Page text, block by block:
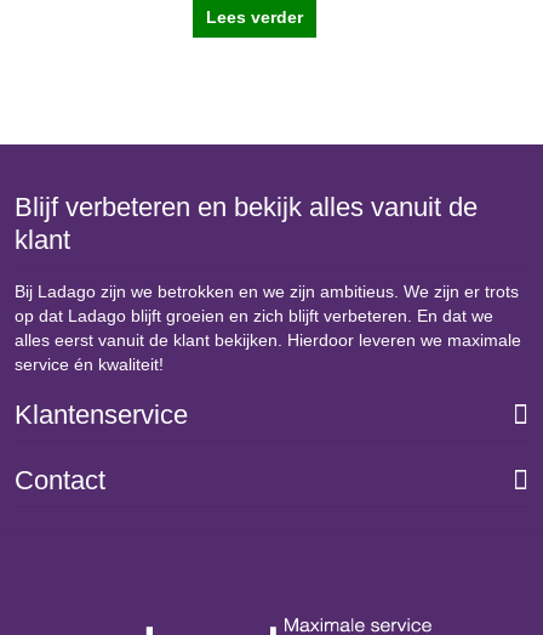
Lees verder
Blijf verbeteren en bekijk alles vanuit de
klant
Bij Ladago zijn we betrokken en we zijn ambitieus. We zijn er trots
op dat Ladago blijft groeien en zich blijft verbeteren. En dat we
alles eerst vanuit de klant bekijken. Hierdoor leveren we maximale
service én kwaliteit!
Klantenservice
Contact